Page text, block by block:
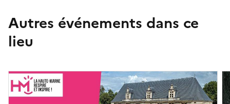
Autres événements dans ce
lieu